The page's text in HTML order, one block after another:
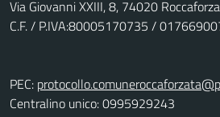
Via Giovanni XXIII, 8, 74020
C.F. / P.IVA:80005170735 /
PEC:
Centralino unico: 0995929243